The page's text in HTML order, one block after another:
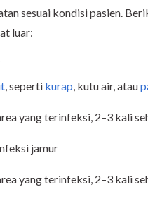
sesuai kondisi pasien.
luar:
, seperti kurap, kutu air, atau
yang terinfeksi, 2–3 kali
jamur
yang terinfeksi, 2–3 kali